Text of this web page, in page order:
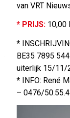
van VRT
* PRIJS: 10,00
*
BE35 7895
uiterlijk 15/11/
* INFO: René
– 0476/